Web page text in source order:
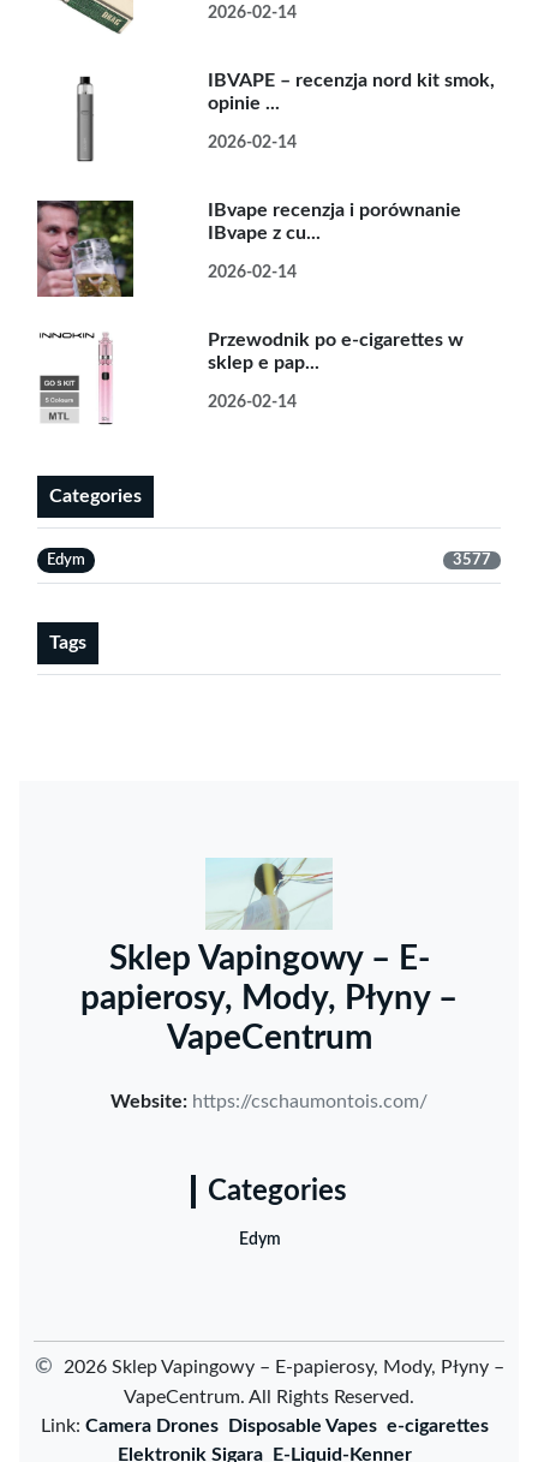
2026-02-14
IBVAPE – recenzja nord kit smok,
opinie ...
2026-02-14
IBvape recenzja i porównanie
IBvape z cu...
2026-02-14
Przewodnik po e-cigarettes w
sklep e pap...
2026-02-14
Categories
Edym 3577
Tags
Sklep Vapingowy – E-
papierosy, Mody, Płyny –
VapeCentrum
Website: https://cschaumontois.com/
Categories
Edym
©
2026 Sklep Vapingowy – E-papierosy, Mody, Płyny –
VapeCentrum. All Rights Reserved.
Link: Camera Drones Disposable Vapes e-cigarettes
Elektronik Sigara
E-Liquid-Kenner